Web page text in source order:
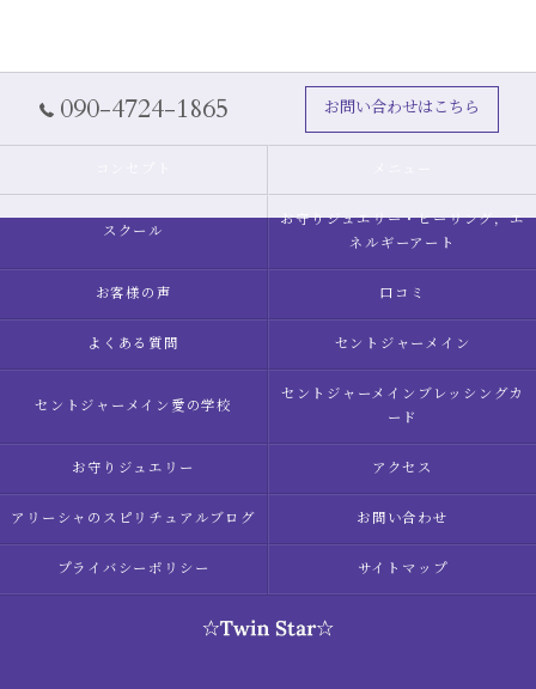
090-4724-1865 お問い合わせはこちら
スクール
お守りジュエリー・ヒーリング，エ
ネルギーアート
お客様の声 口コミ
よくある質問 セントジャーメイン
セントジャーメイン愛の学校
セントジャーメインブレッシングカ
ード
お守りジュエリー アクセス
アリーシャのスピリチュアルブログ お問い合わせ
プライバシーポリシー サイトマップ